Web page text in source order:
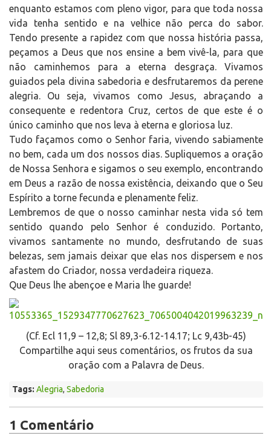
enquanto estamos com pleno vigor, para que toda nossa
vida tenha sentido e na velhice não perca do sabor.
Tendo presente a rapidez com que nossa história passa,
peçamos a Deus que nos ensine a bem vivê-la, para que
não caminhemos para a eterna desgraça. Vivamos
guiados pela divina sabedoria e desfrutaremos da perene
alegria. Ou seja, vivamos como Jesus, abraçando a
consequente e redentora Cruz, certos de que este é o
único caminho que nos leva à eterna e gloriosa luz.
Tudo façamos como o Senhor faria, vivendo sabiamente
no bem, cada um dos nossos dias. Supliquemos a oração
de Nossa Senhora e sigamos o seu exemplo, encontrando
em Deus a razão de nossa existência, deixando que o Seu
Espírito a torne fecunda e plenamente feliz.
Lembremos de que o nosso caminhar nesta vida só tem
sentido quando pelo Senhor é conduzido. Portanto,
vivamos santamente no mundo, desfrutando de suas
belezas, sem jamais deixar que elas nos dispersem e nos
afastem do Criador, nossa verdadeira riqueza.
Que Deus lhe abençoe e Maria lhe guarde!
(Cf. Ecl 11,9 – 12,8; Sl 89,3-6.12-14.17; Lc 9,43b-45)
Compartilhe aqui seus comentários, os frutos da sua
oração com a Palavra de Deus.
Tags: Alegria, Sabedoria
1 Comentário